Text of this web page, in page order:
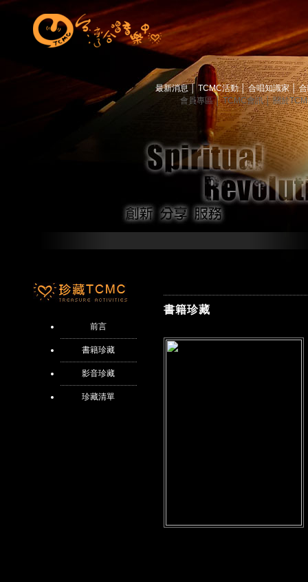
最新消息 TCMC活動│ 合唱知識家│
會員專區│ TCMC會訊│ 關於
前言
書籍珍藏
影音珍藏
珍藏清單
書籍珍藏